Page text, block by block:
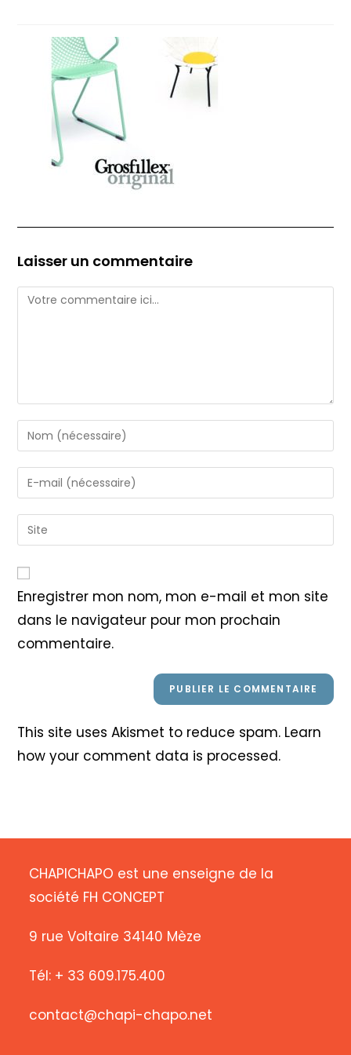
Laisser un commentaire
Comment
Enter
your
name
or
to
comment
Enter
your
email
address
Saisir
l’URL
votre
site
(facultatif)
Enregistrer mon nom, mon e-mail et mon site
dans le navigateur pour mon prochain
commentaire.
This site uses Akismet to reduce spam. Learn
how your comment data is processed.
CHAPICHAPO est une enseigne de la
société FH CONCEPT
9 rue Voltaire 34140 Mèze
Tél: + 33 609.175.400
contact@chapi-chapo.net